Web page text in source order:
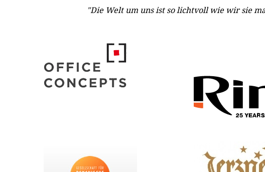
"Die Welt um uns ist so lichtvoll wie wir sie